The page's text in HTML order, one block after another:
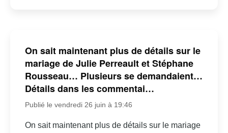
On sait maintenant plus de détails sur le
mariage de Julie Perreault et Stéphane
Rousseau… Plusieurs se demandaient…
Détails dans les commentai…
Publié le vendredi 26 juin à 19:46
On sait maintenant plus de détails sur le mariage